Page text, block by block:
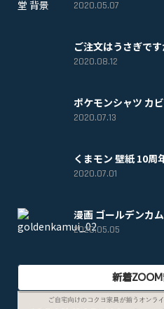
2020.05.07
ご注文はうさぎで
2020.08.12
ポケモンシャツ カ
2020.07.13
くまモン 壁紙 10周
2020.07.01
漫画 ゴールデンカ
2020.05.05
新着